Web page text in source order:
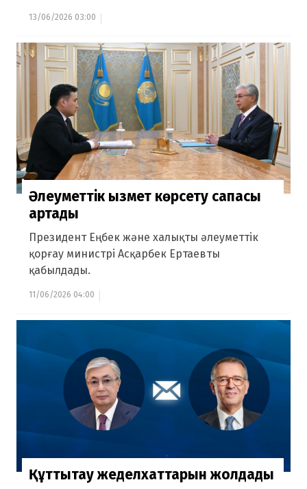
13/06/2026 03:00
Әлеуметтік қызмет көрсету сапасы
артады
Президент Еңбек және халықты әлеуметтік
қорғау министрі Асқарбек Ертаевты
қабылдады.
11/06/2026 04:00
Құттықтау жеделхаттарын жолдады